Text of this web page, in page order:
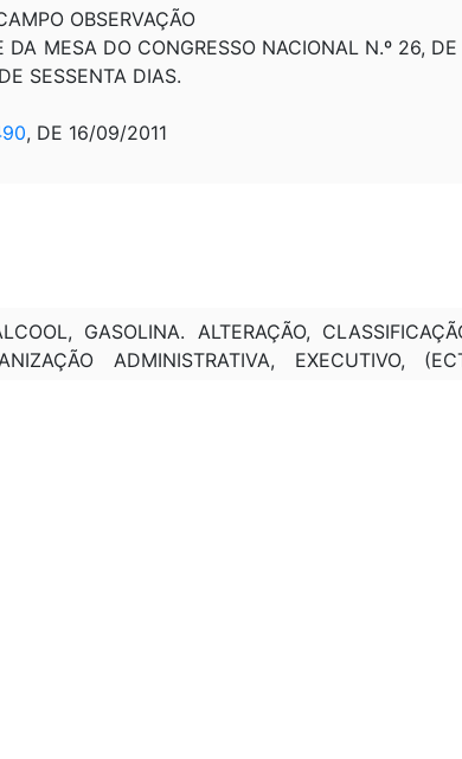
OBSERVAÇÃO
DA MESA DO CONGRESSO NACIONAL N.º 26,
SESSENTA DIAS.
, DE 16/09/2011
GASOLINA. ALTERAÇÃO,
ADMINISTRATIVA, EXECUTIVO,